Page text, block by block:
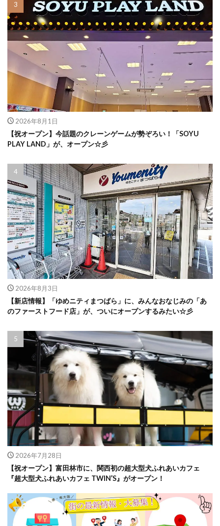
2026年8月1日
【祝オープン】今話題のクレーンゲームが勢ぞろい！「SOYU
PLAY LAND」が、オープン☆彡
2026年8月3日
【新店情報】「ゆめニティまつばら」に、みんなおなじみの「あ
のファーストフード店」が、ついにオープンするみたい☆彡
2026年7月28日
【祝オープン】富田林市に、関西初の超大型犬ふれあいカフェ
『超大型犬ふれあいカフェ TWIN’S』がオープン！